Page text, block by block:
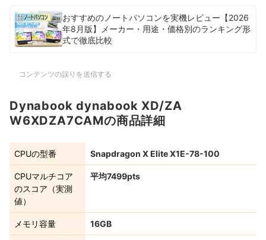
おすすめのノートパソコンを実機レビュー【2026
年8月版】メーカー・用途・価格別のランキング形
式で徹底比較
コンテンツの誤りを送信する
Dynabook dynabook XD/ZA
W6XDZA7CAMの商品詳細
CPUの型番 Snapdragon X Elite X1E-78-100
CPUマルチコア
のスコア（実測
値）
平均7499pts
メモリ容量 16GB